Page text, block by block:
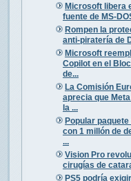
Microsoft libera
fuente de MS-
Rompen la
anti-piratería de
Microsoft
Copilot en el
de...
La Comisión
aprecia que
la ...
Popular paquete
con 1 millón de
...
Vision Pro
cirugías de
PS5 podría exigir